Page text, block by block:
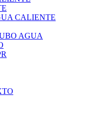
CALIENTE
AGUA